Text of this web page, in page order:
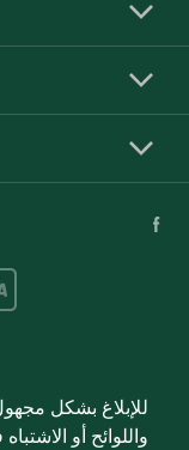
للإبلاغ بشكل
واللوائح أو